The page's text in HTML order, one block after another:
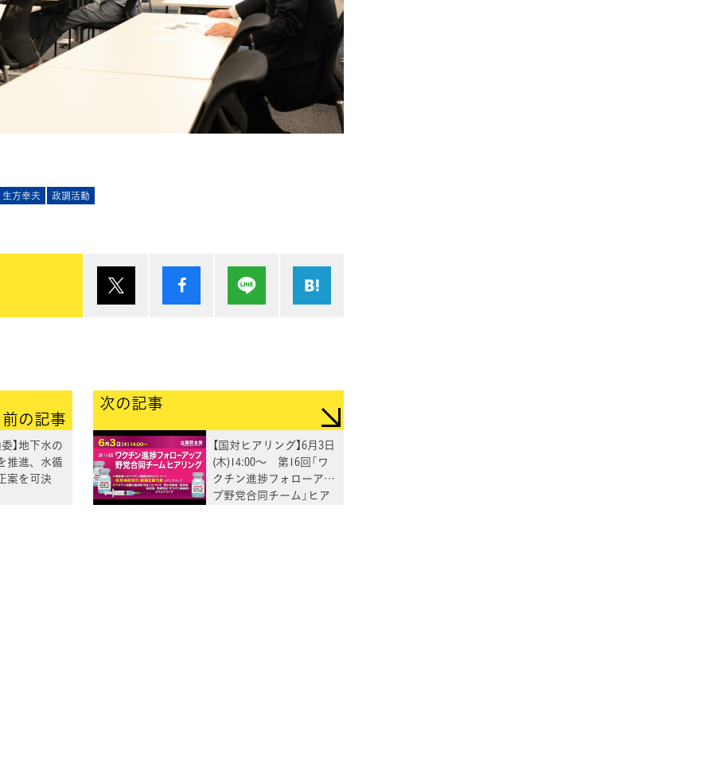
生方幸夫 政調活動
シェア Lineで送る
前の記事
】地下水の
推進、水循
案を可決
次の記事
【国対ヒアリング】6月3日
(木)14:00～ 第16回「ワ
クチン進捗フォローアッ
プ野党合同チーム」ヒア